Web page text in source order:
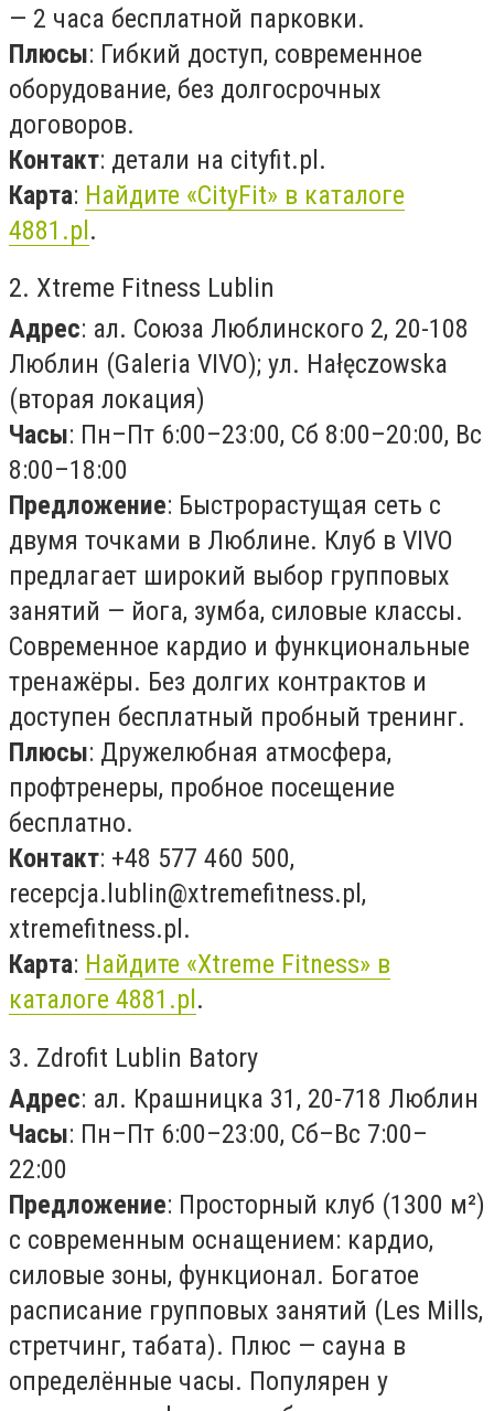
— 2 часа бесплатной парковки.
Плюсы: Гибкий доступ, современное
оборудование, без долгосрочных
договоров.
Контакт: детали на cityfit.pl.
Карта: Найдите «CityFit» в каталоге
4881.pl.
2. Xtreme Fitness Lublin
Адрес: ал. Союза Люблинского 2, 20-108
Люблин (Galeria VIVO); ул. Наłęczowska
(вторая локация)
Часы: Пн–Пт 6:00–23:00, Сб 8:00–20:00, Вс
8:00–18:00
Предложение: Быстрорастущая сеть с
двумя точками в Люблине. Клуб в VIVO
предлагает широкий выбор групповых
занятий — йога, зумба, силовые классы.
Современное кардио и функциональные
тренажёры. Без долгих контрактов и
доступен бесплатный пробный тренинг.
Плюсы: Дружелюбная атмосфера,
профтренеры, пробное посещение
бесплатно.
Контакт: +48 577 460 500,
recepcja.lublin@xtremefitness.pl ,
xtremefitness.pl.
Карта: Найдите «Xtreme Fitness» в
каталоге 4881.pl .
3. Zdrofit Lublin Batory
Адрес: ал. Крашницка 31, 20-718 Люблин
Часы: Пн–Пт 6:00–23:00, Сб–Вс 7:00–
22:00
Предложение: Просторный клуб (1300 м²)
с современным оснащением: кардио,
силовые зоны, функционал. Богатое
расписание групповых занятий (Les Mills,
стретчинг, табата). Плюс — сауна в
определённые часы. Популярен у